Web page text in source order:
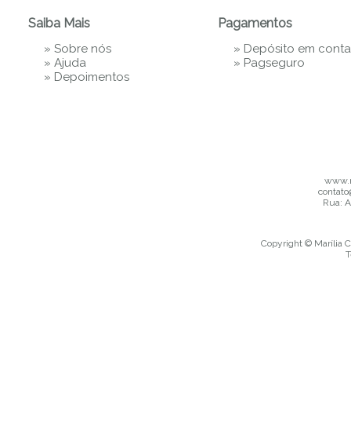
Saiba Mais
» Sobre nós
» Ajuda
» Depoimentos
Pagamentos
» Depósito em conta
» Pagseguro
Rua:
Copyright © Marília